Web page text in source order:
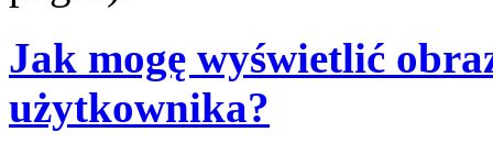
Jak mogę wyświetlić
użytkownika?